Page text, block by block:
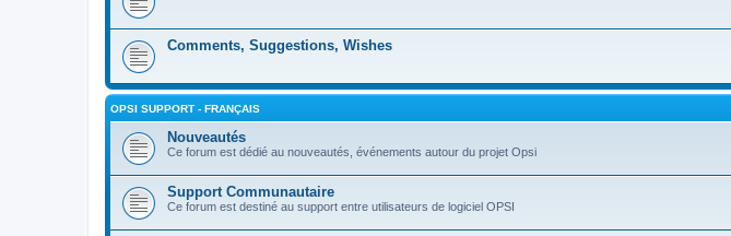
Comments, Suggestions, Wishes
OPSI SUPPORT - FRANÇAIS
Nouveautés
Ce forum est dédié au nouveautés, événements autour du projet Opsi
Support Communautaire
Ce forum est destiné au support entre utilisateurs de logiciel OPSI